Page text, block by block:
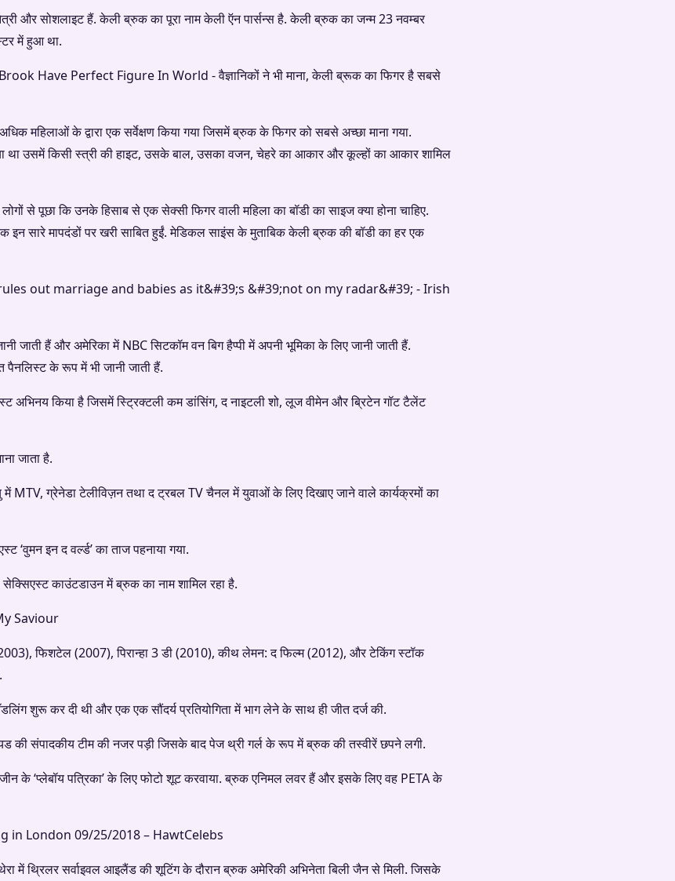
और सोशलाइट हैं. केली ब्रुक का पूरा नाम केली ऍन पार्सन्स है. केली ब्रुक का जन्म 23 नवम्बर
में हुआ था.
महिलाओं के द्वारा एक सर्वेक्षण किया गया जिसमें ब्रुक के फिगर को सबसे अच्छा माना गया.
था उसमें किसी स्त्री की हाइट, उसके बाल, उसका वजन, चेहरे का आकार और कूल्‍हों का आकार शामिल
से पूछा कि उनके हिसाब से एक सेक्सी फिगर वाली महिला का बॉडी का साइज क्या होना चाहिए.
इन सारे मापदंडों पर खरी साबित हुईं. मेडिकल साइंस के मुताबिक केली ब्रुक की बॉडी का हर एक
जाती हैं और अमेरिका में NBC सिटकॉम वन बिग हैप्पी में अपनी भूमिका के लिए जानी जाती हैं.
के रूप में भी जानी जाती हैं.
अभिनय किया है जिसमें स्ट्रिक्टली कम डांसिंग, द नाइटली शो, लूज वीमेन और ब्रिटेन गॉट टैलेंट
जाता है.
MTV, ग्रेनेडा टेलीविज़न तथा द ट्रबल TV चैनल में युवाओं के लिए दिखाए जाने वाले कार्यक्रमों का
इन द वर्ल्ड’ का ताज पहनाया गया.
काउंटडाउन में ब्रुक का नाम शामिल रहा है.
फिशटेल (2007), पिरान्हा 3 डी (2010), कीथ लेमन: द फिल्म (2012), और टेकिंग स्टॉक
शुरू कर दी थी और एक एक सौंदर्य प्रतियोगिता में भाग लेने के साथ ही जीत दर्ज की.
की संपादकीय टीम की नजर पड़ी जिसके बाद पेज थ्री गर्ल के रूप में ब्रुक की तस्वीरें छपने लगी.
के ‘प्लेबॉय पत्रिका’ के लिए फोटो शूट करवाया. ब्रुक एनिमल लवर हैं और इसके लिए वह PETA के
में थ्रिलर सर्वाइवल आइलैंड की शूटिंग के दौरान ब्रुक अमेरिकी अभिनेता बिली जैन से मिली. जिसके